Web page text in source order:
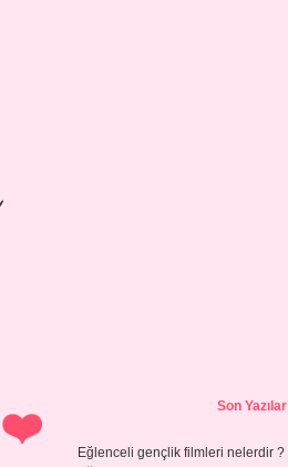
SidebarSon Yazılar
Eğlenceli gençlik filmleri nelerdir ?